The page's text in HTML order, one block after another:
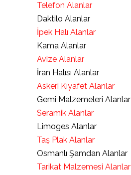
Telefon Alanlar
Daktilo Alanlar
İpek Halı Alanlar
Kama Alanlar
Avize Alanlar
İran Halısı Alanlar
Askeri Kıyafet Alanlar
Gemi Malzemeleri Alanlar
Seramik Alanlar
Limoges Alanlar
Taş Plak Alanlar
Osmanlı Şamdan Alanlar
Tarikat Malzemesi Alanlar